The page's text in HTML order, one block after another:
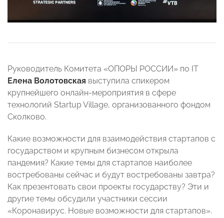
Руководитель Комитета «ОПОРЫ РОССИИ» по IT
Елена Волотовская выступила спикером
крупнейшего онлайн-мероприятия в сфере
технологий Startup Village, организованного фондом
Сколково.
Какие возможности для взаимодействия стартапов с
государством и крупным бизнесом открыла
пандемия? Какие темы для стартапов наиболее
востребованы сейчас и будут востребованы завтра?
Как презентовать свои проекты государству? Эти и
другие темы обсудили участники сессии
«Коронавирус. Новые возможности для стартапов».